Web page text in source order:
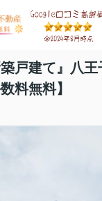
築戸建て』八
料無料】